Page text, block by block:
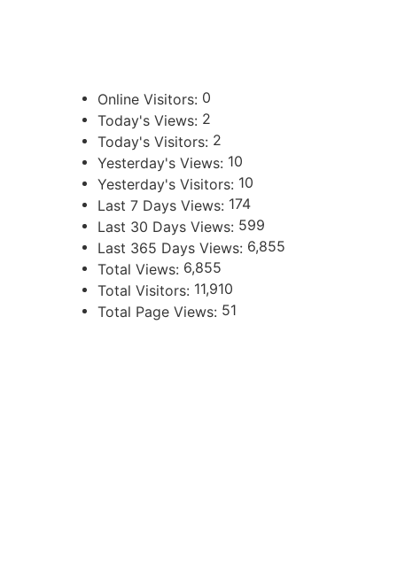
Online Visitors: 0
Today's Views: 2
Today's Visitors: 2
Yesterday's Views: 10
Yesterday's Visitors: 10
Last 7 Days Views: 174
Last 30 Days Views: 599
Last 365 Days Views: 6,855
Total Views: 6,855
Total Visitors: 11,910
Total Page Views: 51